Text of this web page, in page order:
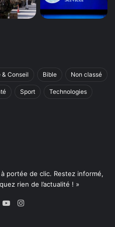
& Conseil Bible Non classé
Sport Technologies
portée de clic. Restez informé,
rien de l’actualité ! »
Instagram